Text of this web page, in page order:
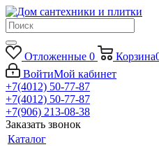
Отложенные 0 Корзина
ВойтиМой кабинет
+7(4012) 50-77-87
+7(4012) 50-77-87
+7(906) 213-08-38
Заказать звонок
Каталог